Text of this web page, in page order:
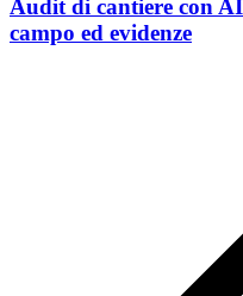
Audit di cantiere con
campo ed evidenze